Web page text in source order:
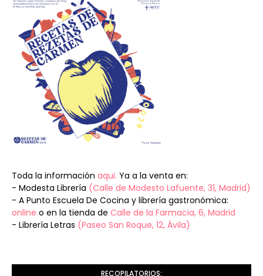
Toda la información aqui. Ya a la venta en:
- Modesta Librería (Calle de Modesto Lafuente, 31, Madrid)
- A Punto Escuela De Cocina y librería gastronómica:
online o en la tienda de Calle de la Farmacia, 6, Madrid
- Librería Letras (Paseo San Roque, 12, Ávila)
RECOPILATORIOS: